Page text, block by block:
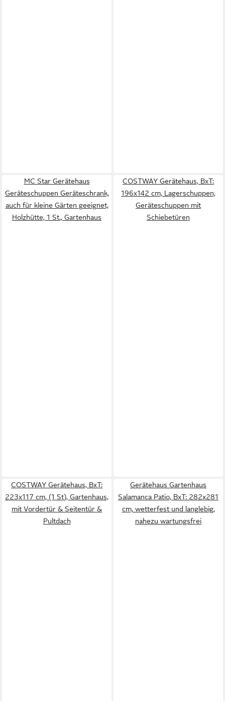
MC Star Gerätehaus
Geräteschuppen Geräteschrank,
auch für kleine Gärten geeignet,
Holzhütte, 1 St., Gartenhaus
COSTWAY Gerätehaus, BxT:
196x142 cm, Lagerschuppen,
Geräteschuppen mit
Schiebetüren
COSTWAY Gerätehaus, BxT:
223x117 cm, (1 St), Gartenhaus,
mit Vordertür & Seitentür &
Pultdach
Gerätehaus Gartenhaus
Salamanca Patio, BxT: 282x281
cm, wetterfest und langlebig,
nahezu wartungsfrei